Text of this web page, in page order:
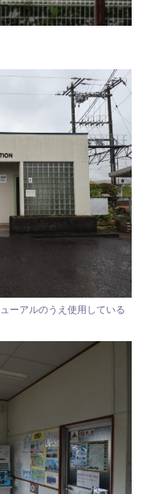
ーアルのうえ使用している